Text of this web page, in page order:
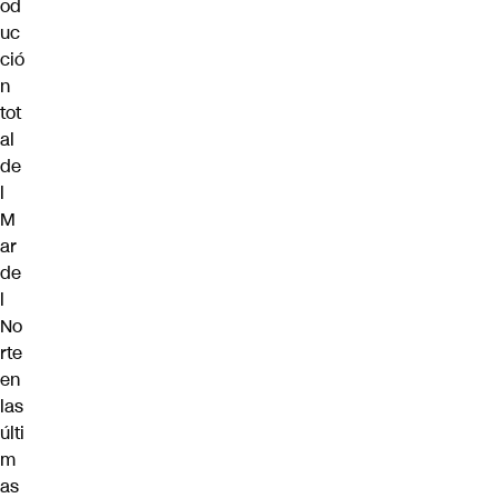
od
uc
ció
n
tot
al
de
l
M
ar
de
l
No
rte
en
las
últi
m
as